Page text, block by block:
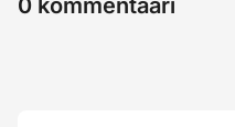
0 kommentaari